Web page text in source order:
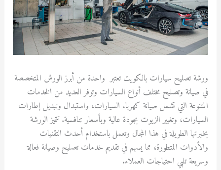
ورشة تصليح سيارات بالكويت تعتبر واحدة من أبرز الورش المتخصصة
في صيانة وتصليح مختلف أنواع السيارات وتوفر العديد من الخدمات
المتنوعة التي تشمل صيانة كهرباء السيارات، واستبدال وتبديل إطارات
السيارات، وتغيير الزيوت بجودة عالية وبأسعار تنافسية. تتميز الورشة
بخبرتها الطويلة في هذا المجال وتعمل باستخدام أحدث التقنيات
والأدوات المتطورة، مما يسهم في تقديم خدمات تصليح وصيانة فعالة
وسريعة تلبي احتياجات العملاء.